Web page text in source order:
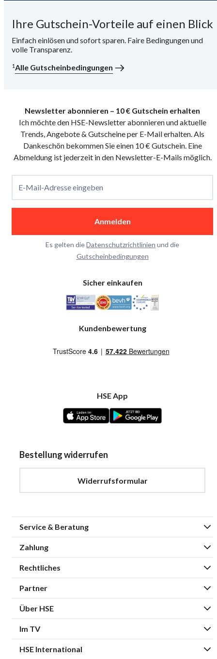
Ihre Gutschein-Vorteile auf einen Blick
Einfach einlösen und sofort sparen. Faire Bedingungen und
volle Transparenz.
1Alle Gutscheinbedingungen
Newsletter abonnieren – 10 € Gutschein erhalten
Ich möchte den HSE-Newsletter abonnieren und aktuelle
Trends, Angebote & Gutscheine per E-Mail erhalten. Als
Dankeschön bekommen Sie einen 10 € Gutschein. Eine
Abmeldung ist jederzeit in den Newsletter-E-Mails möglich.
E-Mail-Adresse eingeben
Anmelden
Es gelten dieDatenschutzrichtlinien und die
Gutscheinbedingungen
Sicher einkaufen
Kundenbewertung
HSE App
Bestellung widerrufen
Widerrufsformular
Service & Beratung
Zahlung
Rechtliches
Partner
Über HSE
Im TV
HSE International